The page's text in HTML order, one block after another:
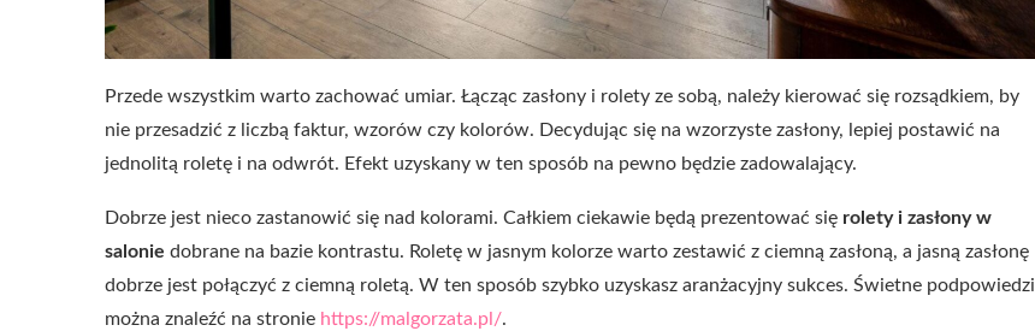
Przede wszystkim warto zachować umiar. Łącząc zasłony i rolety ze sobą, należy kierować się rozsądkiem, by
nie przesadzić z liczbą faktur, wzorów czy kolorów. Decydując się na wzorzyste zasłony, lepiej postawić na
jednolitą roletę i na odwrót. Efekt uzyskany w ten sposób na pewno będzie zadowalający.
Dobrze jest nieco zastanowić się nad kolorami. Całkiem ciekawie będą prezentować się rolety i zasłony w
salonie dobrane na bazie kontrastu. Roletę w jasnym kolorze warto zestawić z ciemną zasłoną, a jasną zasłonę
dobrze jest połączyć z ciemną roletą. W ten sposób szybko uzyskasz aranżacyjny sukces. Świetne podpowiedzi
można znaleźć na stronie https://malgorzata.pl/.